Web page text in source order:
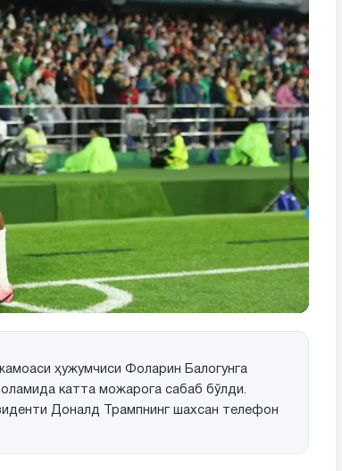
ҳужумчиси Фоларин Балогунга
катта можарога сабаб бўлди.
Доналд Трампнинг шахсан телефон